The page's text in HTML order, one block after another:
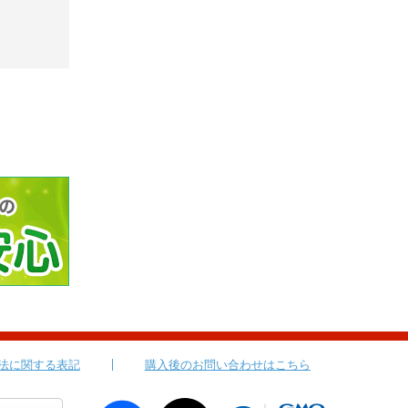
に関する表記 購入後のお問い合わせはこちら